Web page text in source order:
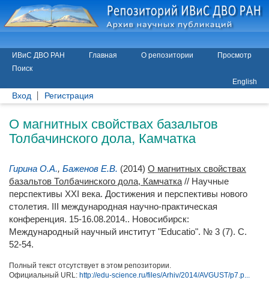
ИВиС ДВО РАН Главная О репозитории
Просмотр
Поиск
English
Вход Регистрация
О магнитных свойствах базальтов
Толбачинского дола, Камчатка
Гирина О.А., Баженов Е.В. (2014) О магнитных свойствах
базальтов Толбачинского дола, Камчатка // Научные
перспективы XXI века. Достижения и перспективы нового
столетия. III международная научно-практическая
конференция. 15-16.08.2014.. Новосибирск:
Международный научный институт "Educatio". № 3 (7). С.
52-54.
Полный текст отсутствует в этом репозитории.
Официальный URL: http://edu-science.ru/files/Arhiv/2014/AVGUST/p7.p...